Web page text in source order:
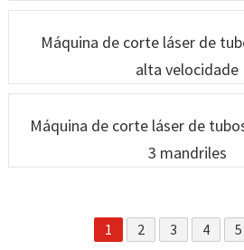
Máquina de corte láser de
alta velocidade
Máquina de corte láser de
3 mandriles
1 2 3 4 5